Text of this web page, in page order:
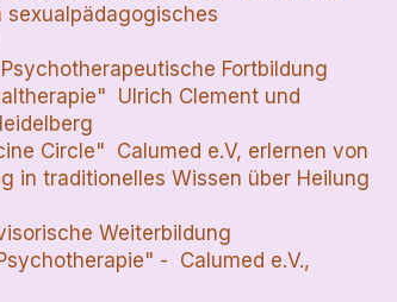
sexualpädagogisches
Fortbildung
Ulrich Clement und
Circle" Calumed e.V, erlernen von
in traditionelles Wissen über Heilung
Weiterbildung
- Calumed e.V.,